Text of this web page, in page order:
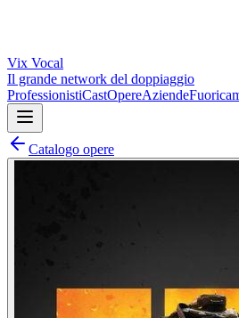
Vix Vocal
Il grande network del doppiaggio
ProfessionistiCastOpereAziende
Catalogo opere